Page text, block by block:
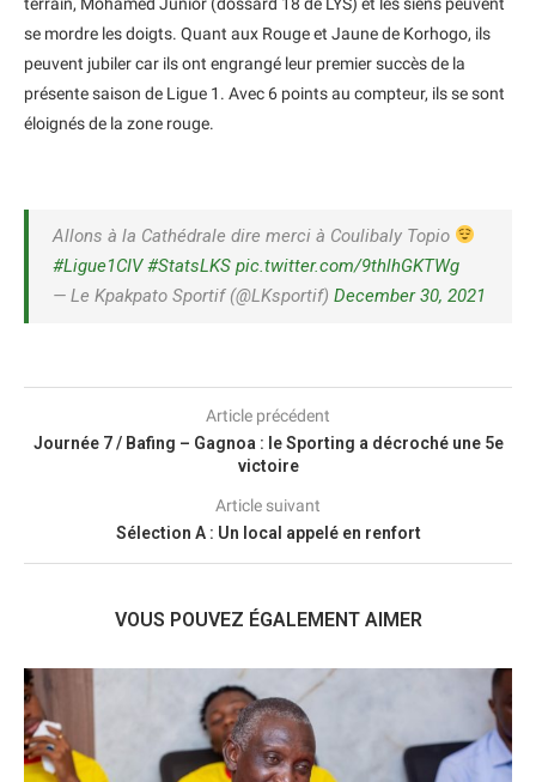
se mordre les doigts. Quant aux Rouge et Jaune de Korhogo, ils
peuvent jubiler car ils ont engrangé leur premier succès de la
présente saison de Ligue 1. Avec 6 points au compteur, ils se sont
éloignés de la zone rouge.
Allons à la Cathédrale dire merci à Coulibaly Topio
#Ligue1CIV #StatsLKS pic.twitter.com/9thlhGKTWg
— Le Kpakpato Sportif (@LKsportif) December 30, 2021
Article précédent
Journée 7 / Bafing – Gagnoa : le Sporting a décroché une 5e
victoire
Article suivant
Sélection A : Un local appelé en renfort
VOUS POUVEZ ÉGALEMENT AIMER